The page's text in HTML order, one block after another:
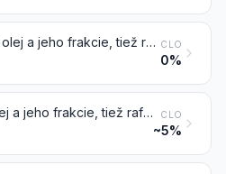
Arašidový olej a jeho frakcie, tiež rafinované, ale chemicky nemodifikované CLO
0%
Olivový olej a jeho frakcie, tiež rafinované, ale chemicky nemodifikované CLO
~5%